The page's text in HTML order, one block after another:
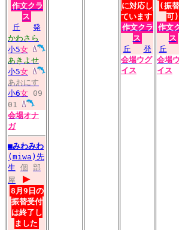
作文クラ
ス
丘
発
かわさら
小5女
あきよせ
小5女
あおにす
小6女 09
01
会場オナ
ガ
■みわみわ
(miwa)先
生 個 部
屋
▶
8月9日の
振替受付
は終了し
ました
に対応し
ています
作文クラ
ス
丘
発
会場ウグ
イス
(振
可)
作文
ス
丘
会場
イス